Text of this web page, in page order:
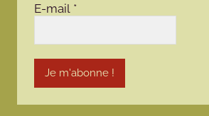
E-mail *